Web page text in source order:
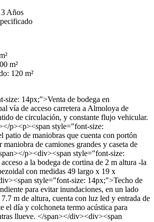
Años
m²
120 m²
size: 14px;">Venta de bodega en
vía de acceso carretera a Almoloya de
de circulación, y constante flujo vehicular.
p><p><span style="font-size:
patio de maniobras que cuenta con portón
de camiones grandes y caseta de
p><div><span style="font-size:
a la bodega de cortina de 2 m altura -la
con medidas 49 largo x 19 x
style="font-size: 14px;">Techo de
para evitar inundaciones, en un lado
m de altura, cuenta con luz led y entrada de
el día y colchoneta termo acústica para
llueve. </span></div><div><span